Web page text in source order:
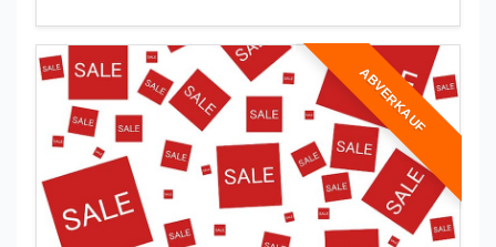
ABVERKAUF